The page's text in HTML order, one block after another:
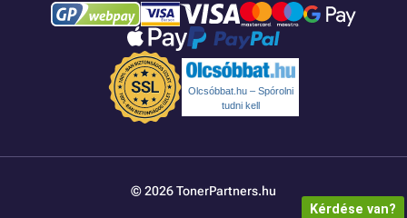
Olcsóbbat.hu – Spórolni
tudni kell
© 2026 TonerPartners.hu
Kérdése van?